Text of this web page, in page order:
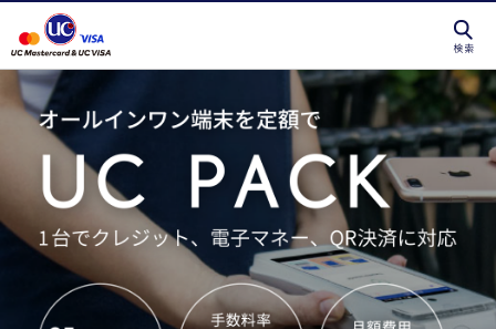
クレジットカードを選ぶなら永久不滅ポイントが